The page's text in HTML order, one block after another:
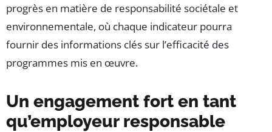
progrès en matière de responsabilité sociétale et
environnementale, où chaque indicateur pourra
fournir des informations clés sur l’efficacité des
programmes mis en œuvre.
Un engagement fort en tant
qu’employeur responsable